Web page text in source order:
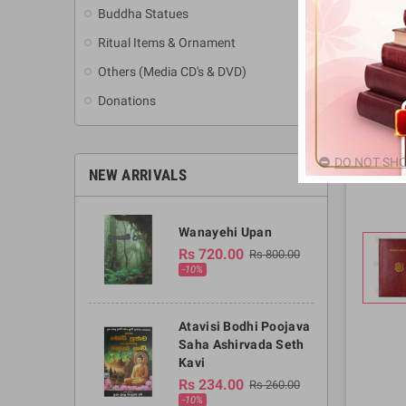
Buddha Statues
Ritual Items & Ornament
Others (Media CD's & DVD)
Donations
NEW ARRIVALS
Wanayehi Upan
Rs 720.00 Rs 800.00
-10%
Atavisi Bodhi Poojava
Saha Ashirvada Seth
Kavi
Rs 234.00 Rs 260.00
-10%
DO NOT